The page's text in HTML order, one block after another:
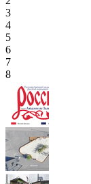
3
4
5
6
7
8